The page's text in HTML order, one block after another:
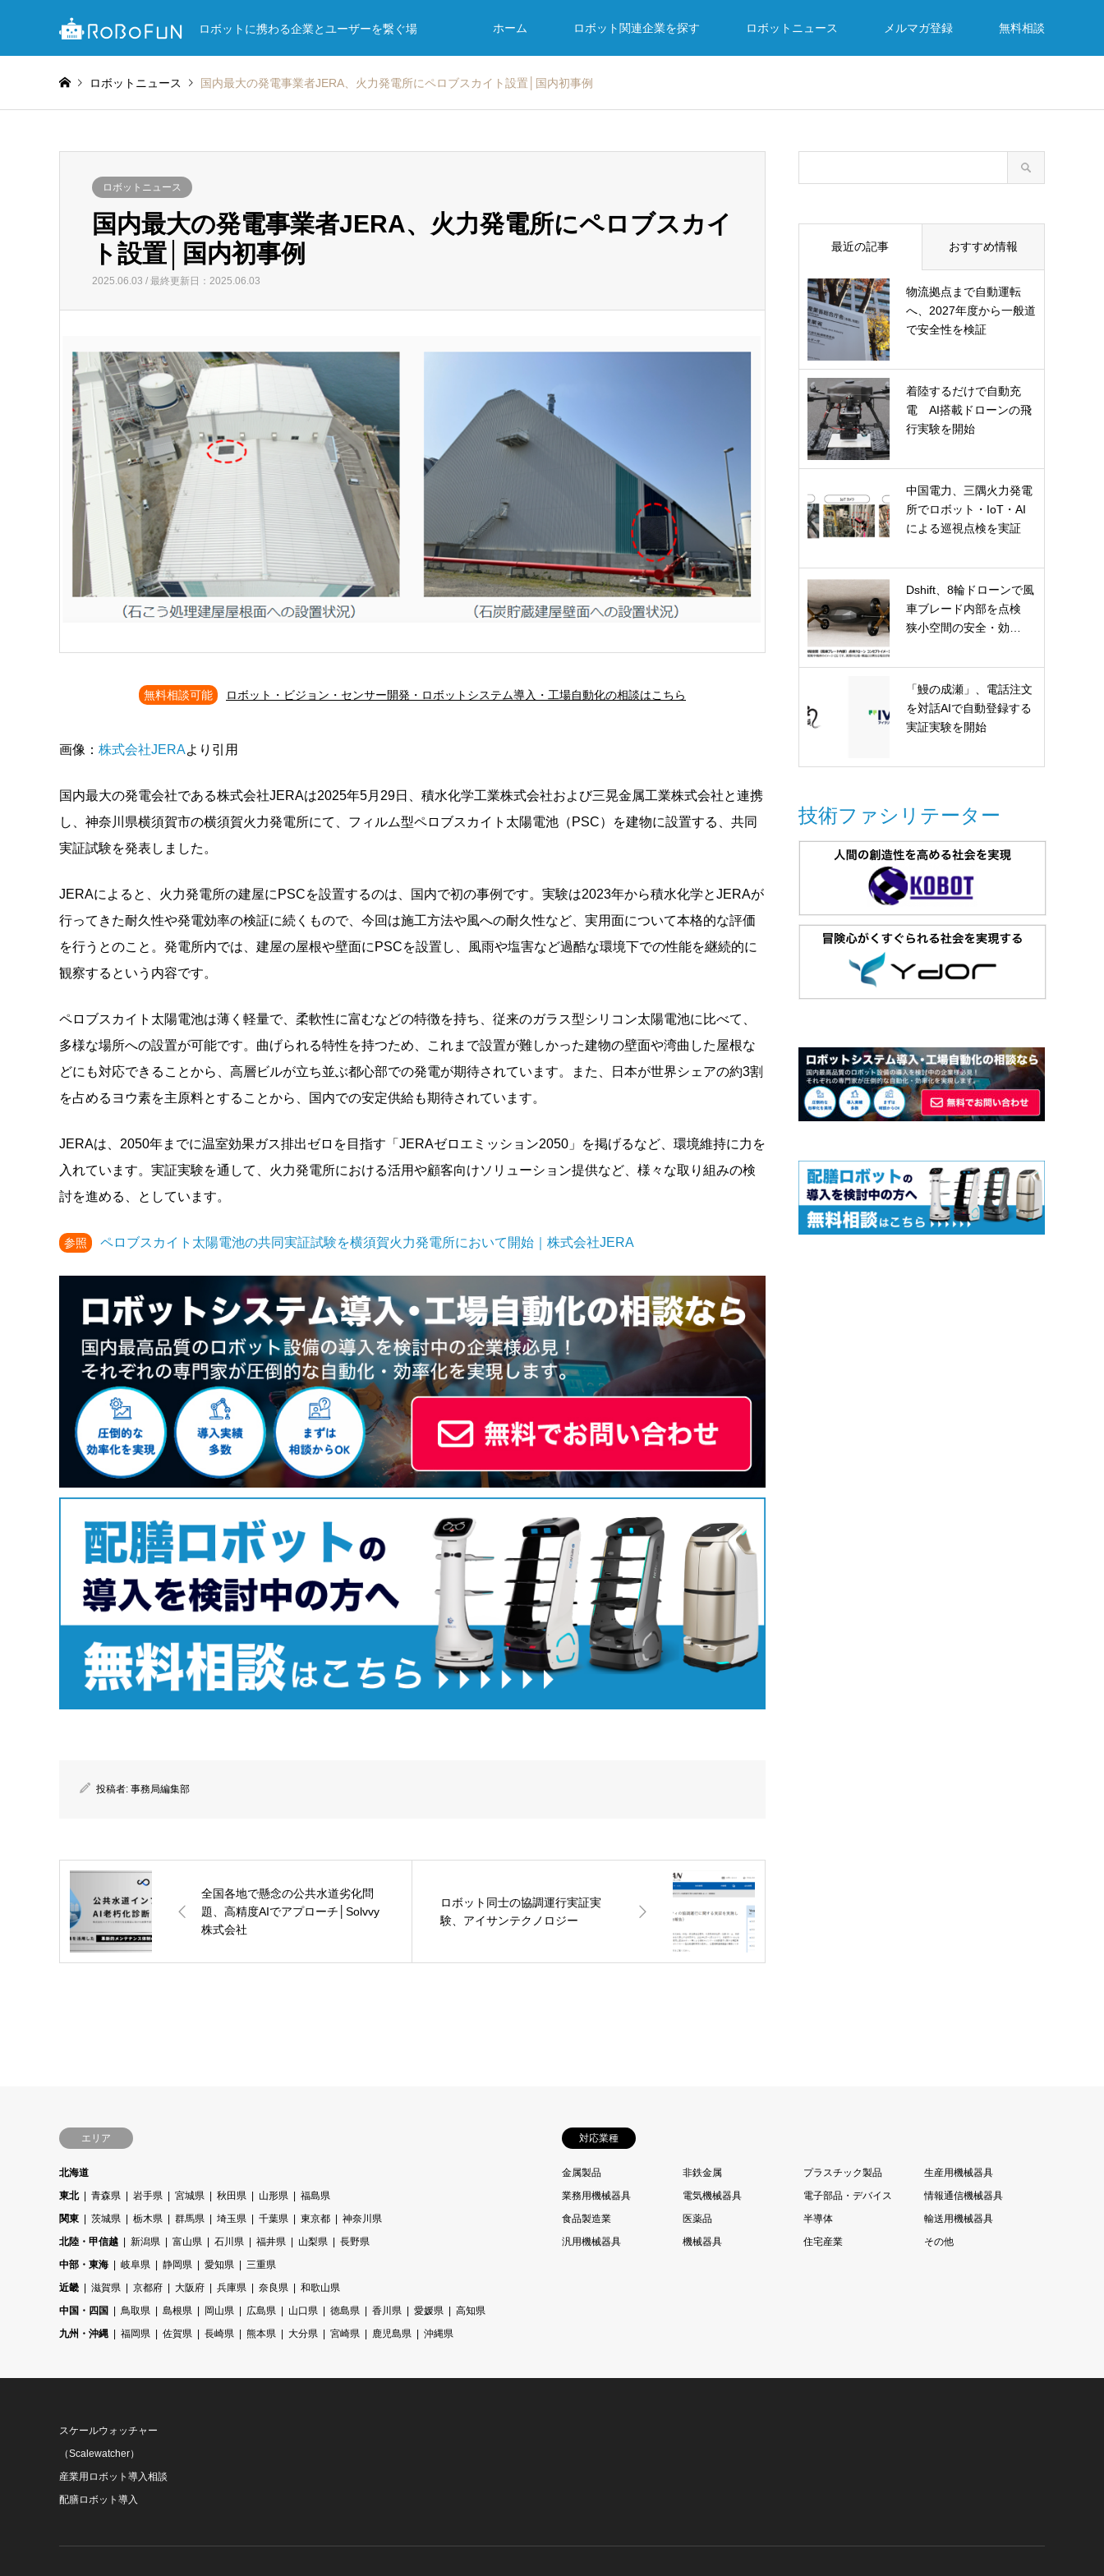
ロボットに携わる企業とユーザーを繋ぐ場 ホーム ロボット関連企業を探す ロボットニュース メルマガ登録 無料相談
ロボットニュース 国内最大の発電事業者JERA、火力発電所にペロブスカイト設置│国内初事例
ロボットニュース
国内最大の発電事業者JERA、火力発電所にペロブスカイ
ト設置│国内初事例
2025.06.03 / 最終更新日：2025.06.03
無料相談可能 ロボット・ビジョン・センサー開発・ロボットシステム導入・工場自動化の相談はこちら
画像： 株式会社JERAより引用
国内最大の発電会社である株式会社JERAは2025年5月29日、積水化学工業株式会社および三晃金属工業株式会社と連携
し、神奈川県横須賀市の横須賀火力発電所にて、フィルム型ペロブスカイト太陽電池（PSC）を建物に設置する、共同
実証試験を発表しました。
JERAによると、火力発電所の建屋にPSCを設置するのは、国内で初の事例です。実験は2023年から積水化学とJERAが
行ってきた耐久性や発電効率の検証に続くもので、今回は施工方法や風への耐久性など、実用面について本格的な評価
を行うとのこと。発電所内では、建屋の屋根や壁面にPSCを設置し、風雨や塩害など過酷な環境下での性能を継続的に
観察するという内容です。
ペロブスカイト太陽電池は薄く軽量で、柔軟性に富むなどの特徴を持ち、従来のガラス型シリコン太陽電池に比べて、
多様な場所への設置が可能です。曲げられる特性を持つため、これまで設置が難しかった建物の壁面や湾曲した屋根な
どにも対応できることから、高層ビルが立ち並ぶ都心部での発電が期待されています。また、日本が世界シェアの約3割
を占めるヨウ素を主原料とすることから、国内での安定供給も期待されています。
JERAは、2050年までに温室効果ガス排出ゼロを目指す「JERAゼロエミッション2050」を掲げるなど、環境維持に力を
入れています。実証実験を通して、火力発電所における活用や顧客向けソリューション提供など、様々な取り組みの検
討を進める、としています。
参照 ペロブスカイト太陽電池の共同実証試験を横須賀火力発電所において開始｜株式会社JERA
投稿者: 事務局編集部
全国各地で懸念の公共水道劣化問
題、高精度AIでアプローチ│Solvvy
株式会社
ロボット同士の協調運行実証実
験、アイサンテクノロジー
最近の記事 おすすめ情報
物流拠点まで自動運転
へ、2027年度から一般道
で安全性を検証
着陸するだけで自動充
電 AI搭載ドローンの飛
行実験を開始
中国電力、三隅火力発電
所でロボット・IoT・AI
による巡視点検を実証
Dshift、8輪ドローンで風
車ブレード内部を点検
狭小空間の安全・効…
「鰻の成瀬」、電話注文
を対話AIで自動登録する
実証実験を開始
技術ファシリテーター
エリア
北海道
東北
青森県 岩手県 宮城県 秋田県 山形県
福島県
関東
茨城県 栃木県 群馬県 埼玉県 千葉県 東京都
神奈川県
北陸・甲信越
新潟県 富山県 石川県 福井県 山梨県
長野県
中部・東海
岐阜県 静岡県 愛知県
三重県
近畿
滋賀県 京都府 大阪府 兵庫県 奈良県
和歌山県
中国・四国
鳥取県 島根県 岡山県 広島県 山口県 徳島県 香川県 愛媛県
高知県
九州・沖縄
福岡県 佐賀県 長崎県 熊本県 大分県 宮崎県 鹿児島県 沖縄県
対応業種
金属製品 非鉄金属 プラスチック製品
生産用機械器具
業務用機械器具
電気機械器具 電子部品・デバイス
情報通信機械器具
食品製造業
医薬品 半導体
輸送用機械器具
汎用機械器具
機械器具 住宅産業 その他
スケールウォッチャー
（Scalewatcher）
産業用ロボット導入相談
配膳ロボット導入